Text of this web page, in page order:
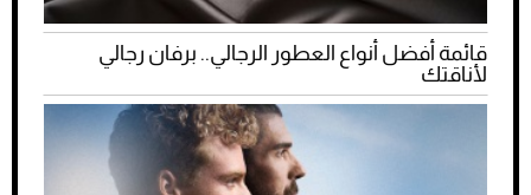
قائمة أفضل أنواع العطور الرجالي.. برفان رجالي
لأناقتك